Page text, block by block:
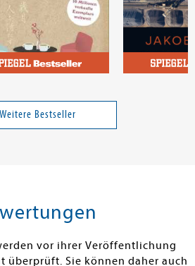
der Kaffee kalt wird
Warenkorb
Weitere Bestseller
vor ihrer Veröffentlichung
überprüft. Sie können daher auch